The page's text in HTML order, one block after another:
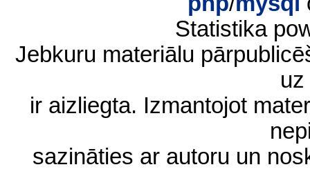
Statistika
Jebkuru materiālu
ir aizliegta. Izmantojot
sazināties ar autoru un